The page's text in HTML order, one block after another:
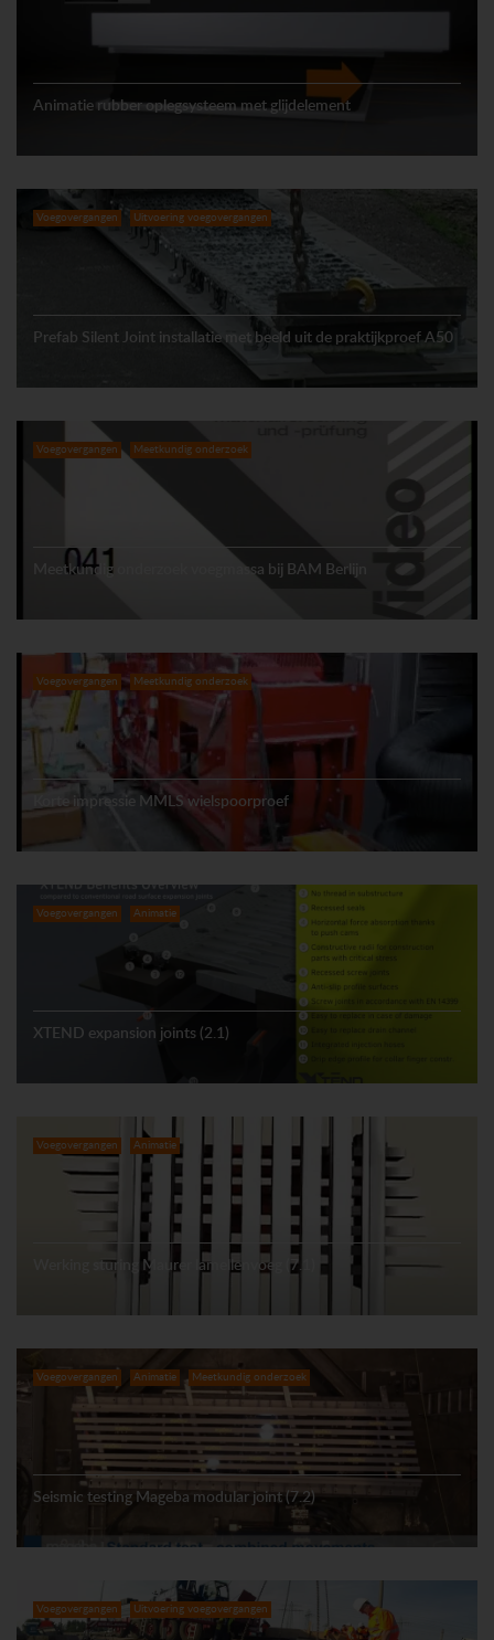
Animatie rubber oplegsysteem met glijdelement
Voegovergangen Uitvoering voegovergangen
Prefab Silent Joint installatie met beeld uit de praktijkproef A50
Voegovergangen Meetkundig onderzoek
Meetkundig onderzoek voegmassa bij BAM Berlijn
Voegovergangen Meetkundig onderzoek
Korte impressie MMLS wielspoorproef
Voegovergangen Animatie
XTEND expansion joints (2.1)
Voegovergangen Animatie
Werking sturing Maurer lamellenvoeg (7.1)
Voegovergangen Animatie Meetkundig onderzoek
Seismic testing Mageba modular joint (7.2)
Voegovergangen Uitvoering voegovergangen